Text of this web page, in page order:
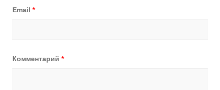
Email *
Комментарий *